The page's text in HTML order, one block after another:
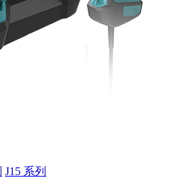
J15 系列